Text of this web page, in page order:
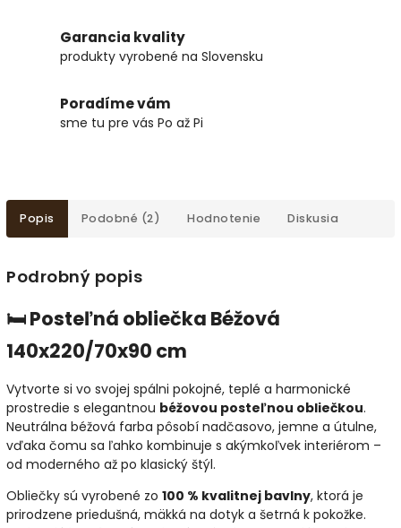
Garancia kvality
produkty vyrobené na Slovensku
Poradíme vám
sme tu pre vás Po až Pi
Popis Podobné (2) Hodnotenie Diskusia
Podrobný popis
🛏️ Posteľná obliečka Béžová
140x220/70x90 cm
Vytvorte si vo svojej spálni pokojné, teplé a harmonické
prostredie s elegantnou béžovou posteľnou obliečkou.
Neutrálna béžová farba pôsobí nadčasovo, jemne a útulne,
vďaka čomu sa ľahko kombinuje s akýmkoľvek interiérom –
od moderného až po klasický štýl.
Obliečky sú vyrobené zo 100 % kvalitnej bavlny, ktorá je
prirodzene priedušná, mäkká na dotyk a šetrná k pokožke.